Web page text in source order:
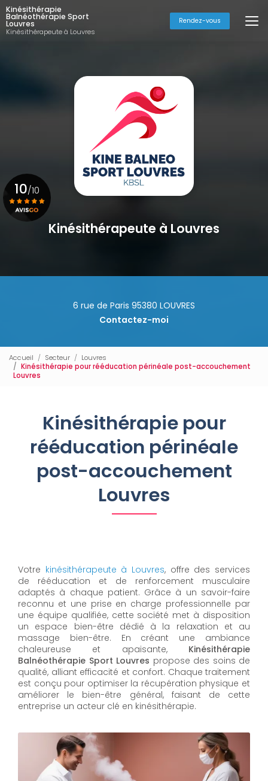
Aller
au
contenu
Kinésithérapie
Balnéothérapie Sport
Louvres
Kinésithérapeute à Louvres
Rendez-vous
Kinésithérapeute à Louvres
6 rue de Paris 95380 LOUVRES
Contactez-moi
10/10
Voir le certificat
Accueil Secteur
Louvres
Kinésithérapie pour rééducation périnéale post-accouchement
Louvres
Kinésithérapie pour
rééducation périnéale
post-accouchement
Louvres
Votre kinésithérapeute à Louvres, offre des services
de rééducation et de renforcement musculaire
adaptés à chaque patient. Grâce à un savoir-faire
reconnu et une prise en charge professionnelle par
une équipe qualifiée, cette société met à disposition
un espace bien-être dédié à la relaxation et au
massage bien-être. En créant une ambiance
chaleureuse et apaisante, Kinésithérapie
Balnéothérapie Sport Louvres propose des soins de
qualité, alliant efficacité et confort. Chaque traitement
est conçu pour optimiser la récupération physique et
améliorer le bien-être général, faisant de cette
entreprise un acteur clé en kinésithérapie.